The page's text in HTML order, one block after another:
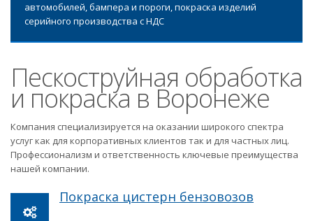
автомобилей, бампера и пороги, покраска изделий
серийного производства с НДС
Пескоструйная обработка
и покраска в Воронеже
Компания специализируется на оказании широкого спектра
услуг как для корпоративных клиентов так и для частных лиц.
Профессионализм и ответственность ключевые преимущества
нашей компании.
Покраска цистерн бензовозов